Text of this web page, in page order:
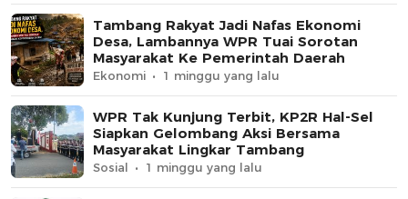
Tambang Rakyat Jadi Nafas Ekonomi
Desa, Lambannya WPR Tuai Sorotan
Masyarakat Ke Pemerintah Daerah
Ekonomi 1 minggu yang lalu
WPR Tak Kunjung Terbit, KP2R Hal-Sel
Siapkan Gelombang Aksi Bersama
Masyarakat Lingkar Tambang
Sosial 1 minggu yang lalu